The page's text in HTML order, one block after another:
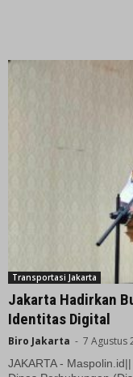
Transportasi Jakarta
Jakarta Hadirkan
Identitas Digital
Biro Jakarta - 7 Agustus
JAKARTA -